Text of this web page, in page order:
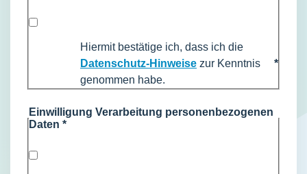
Hiermit bestätige ich, dass ich die
Datenschutz-Hinweise zur Kenntnis
genommen habe.
*
Einwilligung Verarbeitung personenbezogenen
Daten *